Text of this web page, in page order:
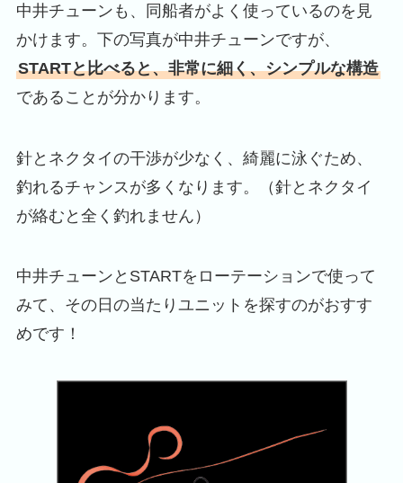
中井チューンも、同船者がよく使っているのを見
かけます。下の写真が中井チューンですが、
STARTと比べると、非常に細く、シンプルな構造
であることが分かります。
針とネクタイの干渉が少なく、綺麗に泳ぐため、
釣れるチャンスが多くなります。（針とネクタイ
が絡むと全く釣れません）
中井チューンとSTARTをローテーションで使って
みて、その日の当たりユニットを探すのがおすす
めです！